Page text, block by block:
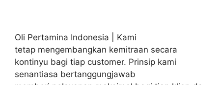
Oli Pertamina Indonesia | Kami
tetap mengembangkan kemitraan secara
kontinyu bagi tiap customer. Prinsip kami
senantiasa bertanggungjawab